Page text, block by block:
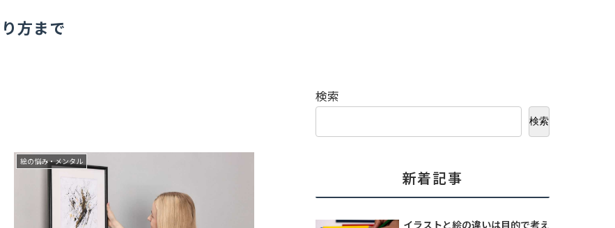
方まで
絵の悩み・メンタル
検索
検索
新着記事
イラストと絵の違いは目的で考え